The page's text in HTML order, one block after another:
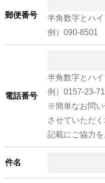
郵便番号
半角数字とハイ
例）090-8501
電話番号
半角数字とハイ
例）0157-23-
※簡単なお問い
させていただ
記載にご協力
件名